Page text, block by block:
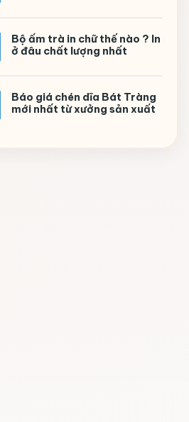
Bộ ấm trà in chữ thế nào ? In
ở đâu chất lượng nhất
Báo giá chén dĩa Bát Tràng
mới nhất từ xưởng sản xuất